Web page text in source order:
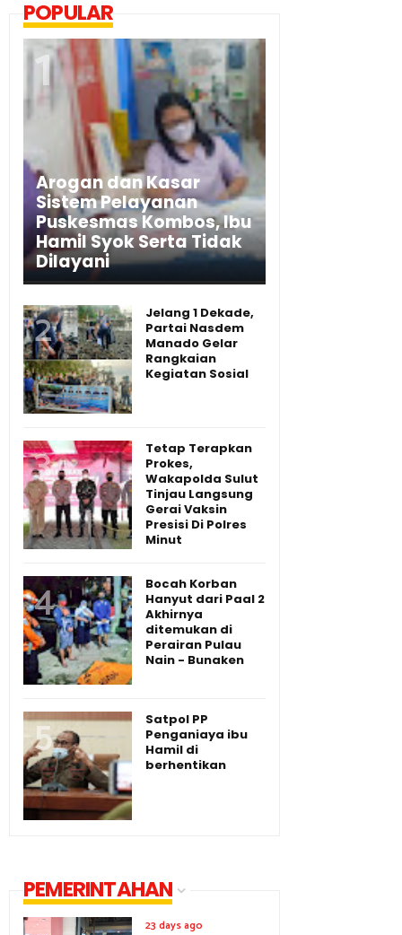
POPULAR
Arogan dan Kasar
Sistem Pelayanan
Puskesmas Kombos, Ibu
Hamil Syok Serta Tidak
Dilayani
Jelang 1 Dekade,
Partai Nasdem
Manado Gelar
Rangkaian
Kegiatan Sosial
Tetap Terapkan
Prokes,
Wakapolda Sulut
Tinjau Langsung
Gerai Vaksin
Presisi Di Polres
Minut
Bocah Korban
Hanyut dari Paal 2
Akhirnya
ditemukan di
Perairan Pulau
Nain - Bunaken
Satpol PP
Penganiaya ibu
Hamil di
berhentikan
PEMERINTAHAN
23 days ago